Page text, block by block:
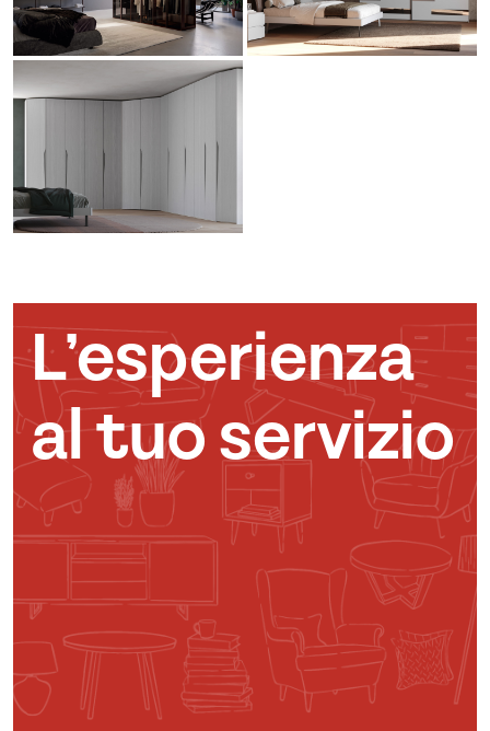
L’esperienza
al tuo servizio